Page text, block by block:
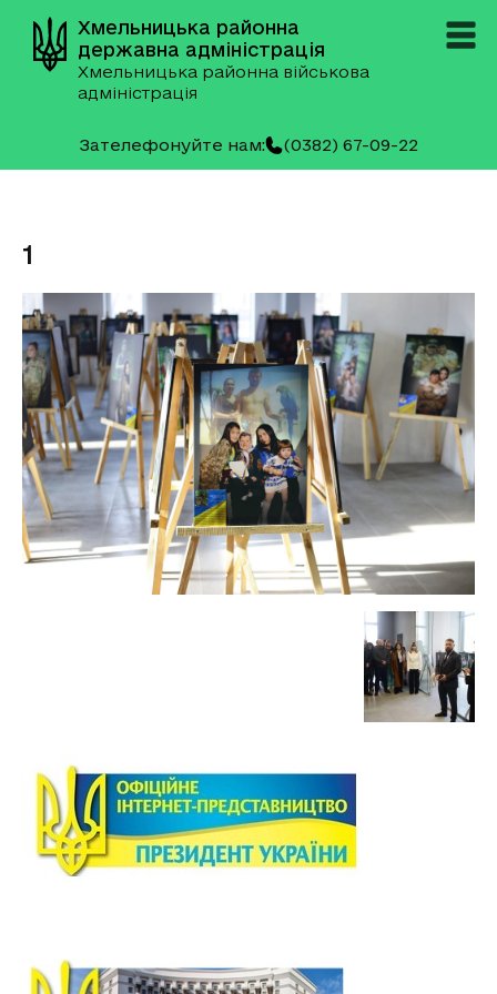
Хмельницька районна
державна адміністрація
Хмельницька районна військова
адміністрація
Зателефонуйте нам: (0382) 67-09-22
1